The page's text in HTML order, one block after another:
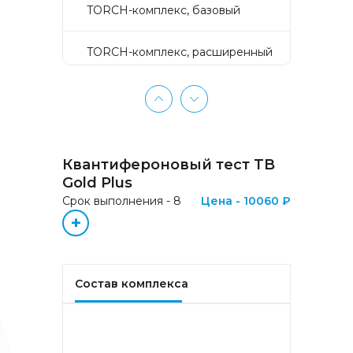
TORCH-комплекс, базовый
TORCH-комплекс, расширенный
TORCH-комплекс, скрининг
Аллергокомплекс «Пищевая
аллергия» IgE (ImmunoCAP)
(Яичный белок f1, Молоко f2,
Треска f3, Пшеница f4, Арахис
f13, Соя f14, Фундук f17,
Аллергокомплекс «Прогноз
эффективности АСИТ
Квантифероновый тест TB
Gold Plus
Срок выполнения - 8 Цена - 10060 ₽
+
Состав комплекса